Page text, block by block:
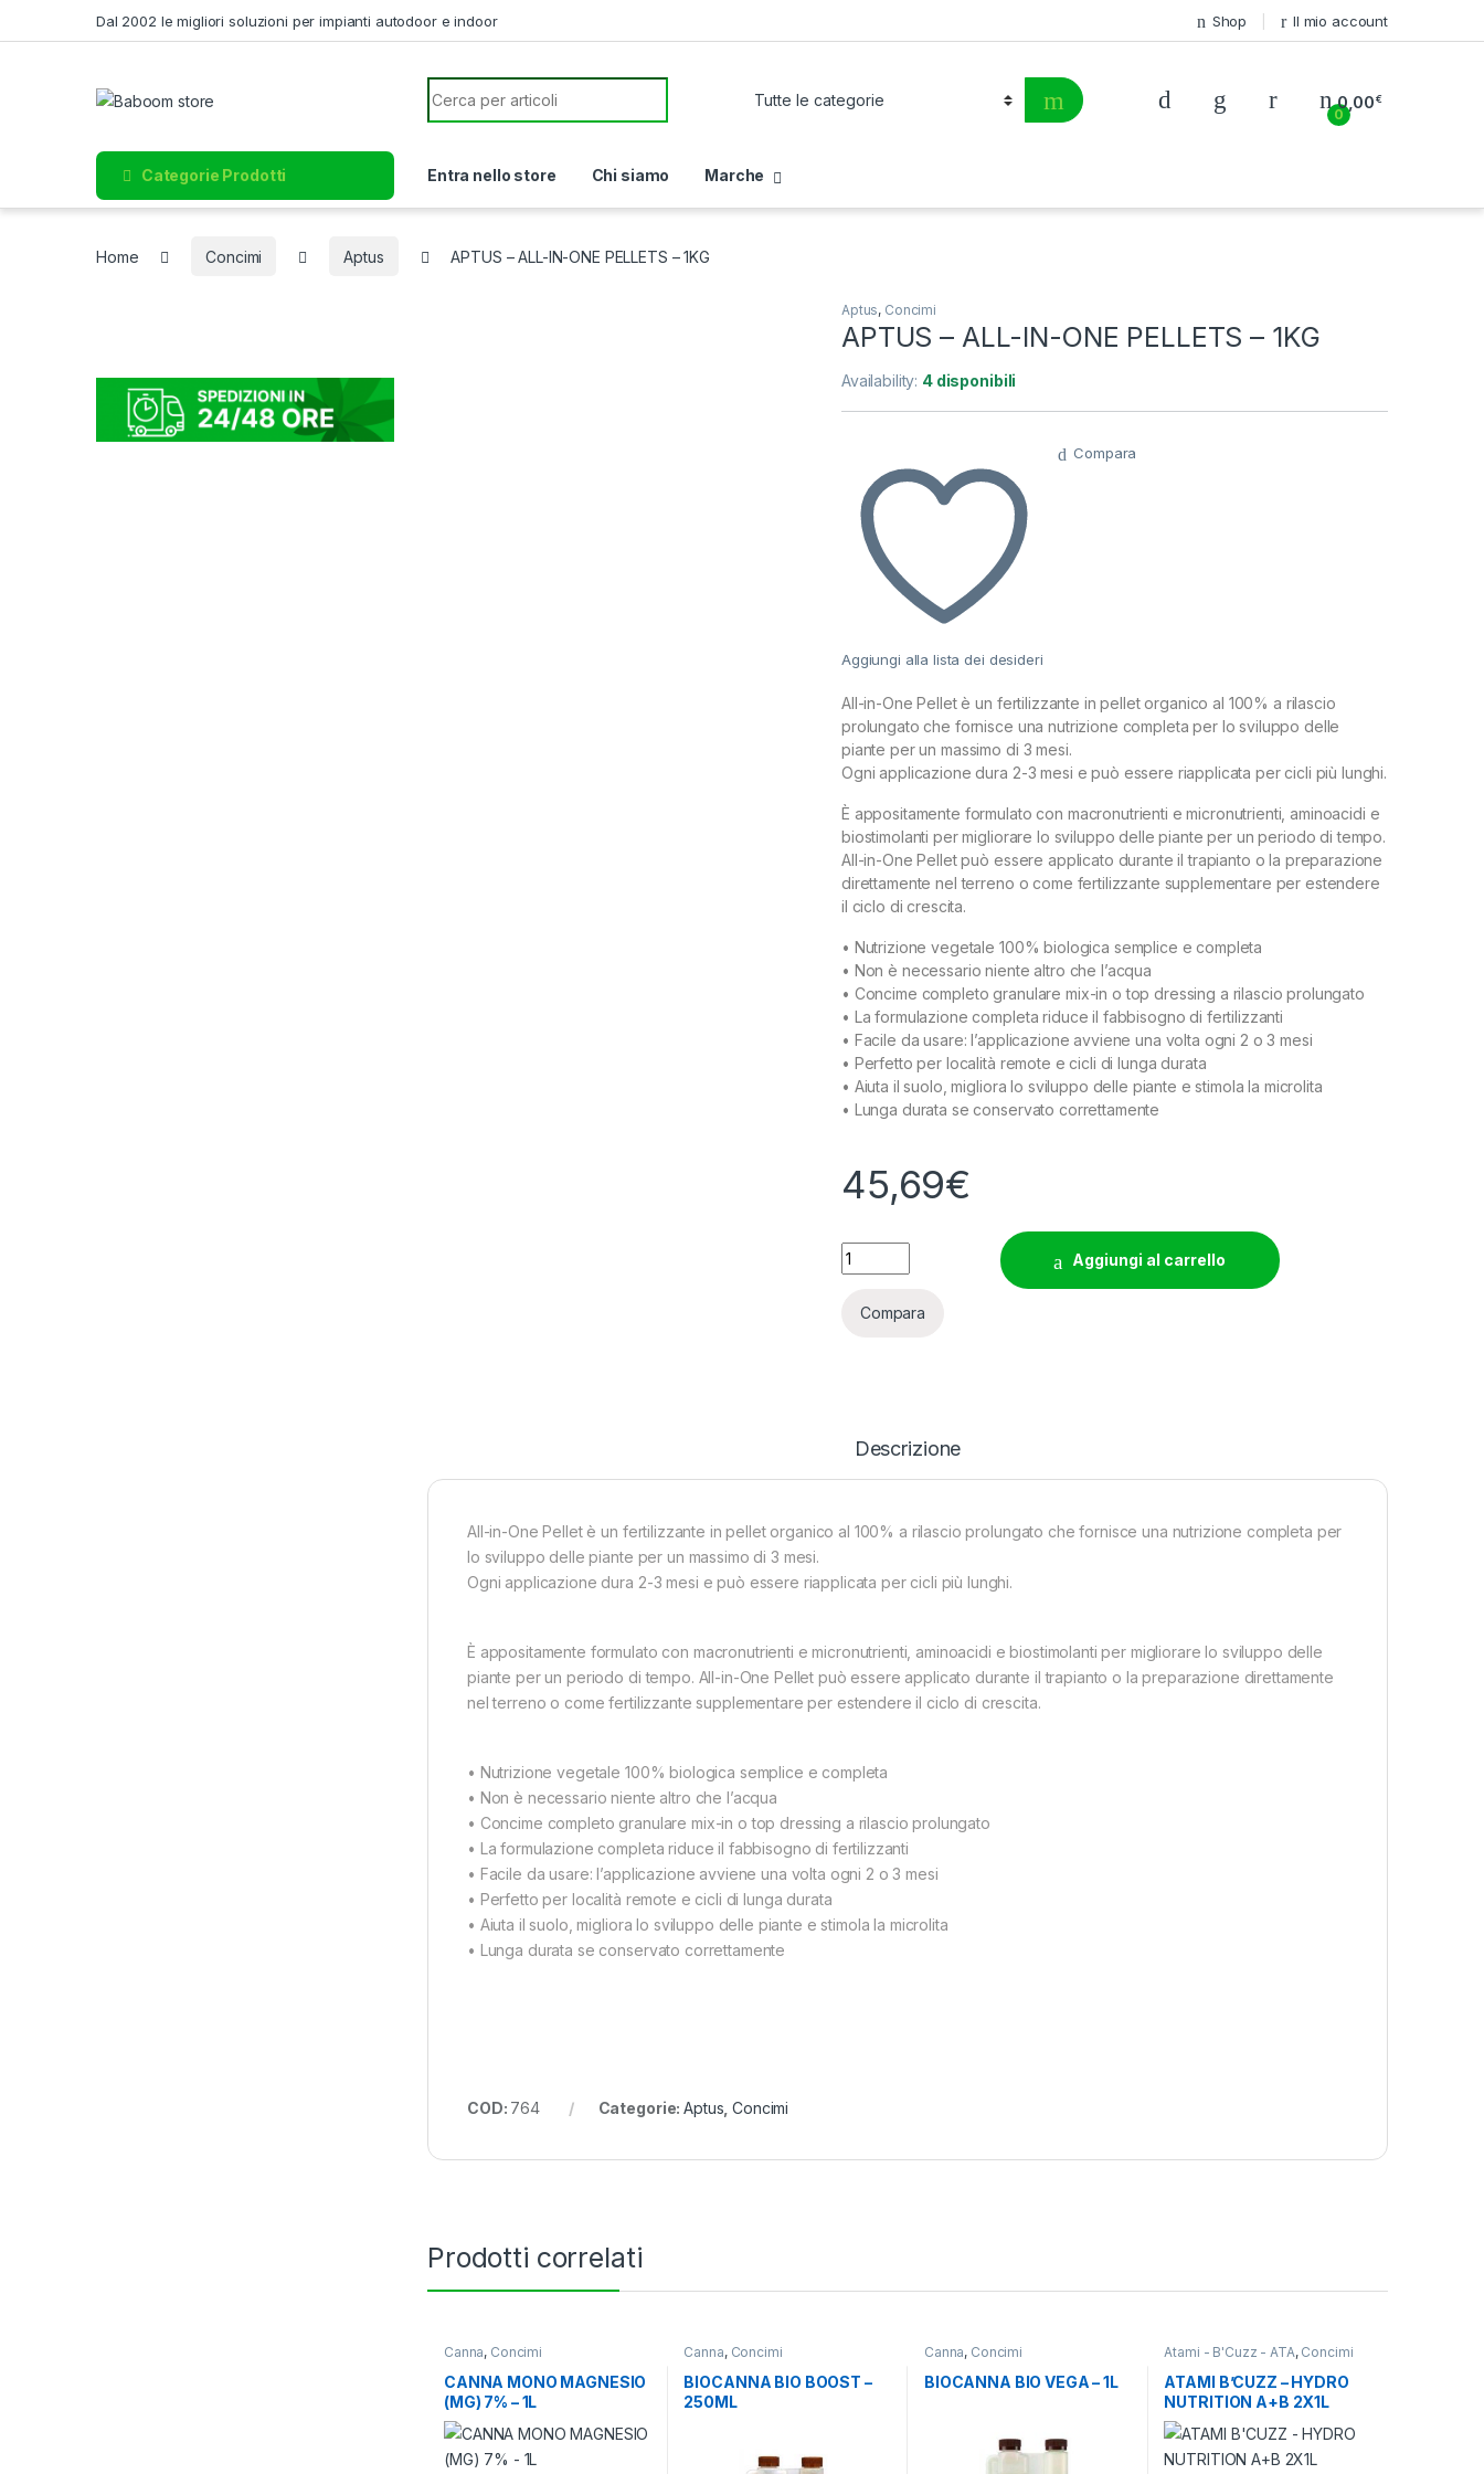
Dal 2002 le migliori soluzioni per impianti autodoor e indoor Shop Il mio account
Search for:
0
0,00€
Categorie Prodotti Entra nello store Chi siamo Marche
Home Concimi Aptus APTUS – ALL-IN-ONE PELLETS – 1KG
Aptus, Concimi
APTUS – ALL-IN-ONE PELLETS – 1KG
Availability: 4 disponibili
Aggiungi alla lista dei desideri
Compara
All-in-One Pellet è un fertilizzante in pellet organico al 100% a rilascio
prolungato che fornisce una nutrizione completa per lo sviluppo delle
piante per un massimo di 3 mesi.
Ogni applicazione dura 2-3 mesi e può essere riapplicata per cicli più lunghi.
È appositamente formulato con macronutrienti e micronutrienti, aminoacidi e
biostimolanti per migliorare lo sviluppo delle piante per un periodo di tempo.
All-in-One Pellet può essere applicato durante il trapianto o la preparazione
direttamente nel terreno o come fertilizzante supplementare per estendere
il ciclo di crescita.
• Nutrizione vegetale 100% biologica semplice e completa
• Non è necessario niente altro che l’acqua
• Concime completo granulare mix-in o top dressing a rilascio prolungato
• La formulazione completa riduce il fabbisogno di fertilizzanti
• Facile da usare: l’applicazione avviene una volta ogni 2 o 3 mesi
• Perfetto per località remote e cicli di lunga durata
• Aiuta il suolo, migliora lo sviluppo delle piante e stimola la microlita
• Lunga durata se conservato correttamente
45,69€
APTUS - ALL-IN-ONE PELLETS - 1KG quantity
Aggiungi al carrello
Compara
Descrizione
All-in-One Pellet è un fertilizzante in pellet organico al 100% a rilascio prolungato che fornisce una nutrizione completa per
lo sviluppo delle piante per un massimo di 3 mesi.
Ogni applicazione dura 2-3 mesi e può essere riapplicata per cicli più lunghi.
È appositamente formulato con macronutrienti e micronutrienti, aminoacidi e biostimolanti per migliorare lo sviluppo delle
piante per un periodo di tempo. All-in-One Pellet può essere applicato durante il trapianto o la preparazione direttamente
nel terreno o come fertilizzante supplementare per estendere il ciclo di crescita.
• Nutrizione vegetale 100% biologica semplice e completa
• Non è necessario niente altro che l’acqua
• Concime completo granulare mix-in o top dressing a rilascio prolungato
• La formulazione completa riduce il fabbisogno di fertilizzanti
• Facile da usare: l’applicazione avviene una volta ogni 2 o 3 mesi
• Perfetto per località remote e cicli di lunga durata
• Aiuta il suolo, migliora lo sviluppo delle piante e stimola la microlita
• Lunga durata se conservato correttamente
COD: 764 Categorie:Aptus ,Concimi
Prodotti correlati
Canna, Concimi
CANNA MONO MAGNESIO
(MG) 7% – 1L
Canna, Concimi
BIOCANNA BIO BOOST –
250ML
Canna, Concimi
BIOCANNA BIO VEGA – 1L
Atami - B'Cuzz - ATA, Concimi
ATAMI B’CUZZ – HYDRO
NUTRITION A+B 2X1L